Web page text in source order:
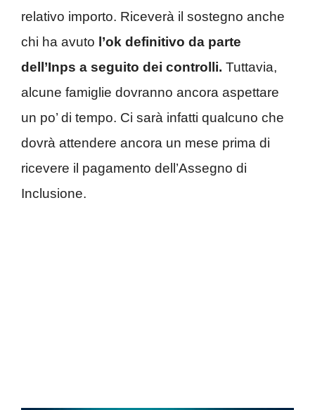
relativo importo. Riceverà il sostegno anche
chi ha avuto l’ok definitivo da parte
dell’Inps a seguito dei controlli. Tuttavia,
alcune famiglie dovranno ancora aspettare
un po’ di tempo. Ci sarà infatti qualcuno che
dovrà attendere ancora un mese prima di
ricevere il pagamento dell’Assegno di
Inclusione.